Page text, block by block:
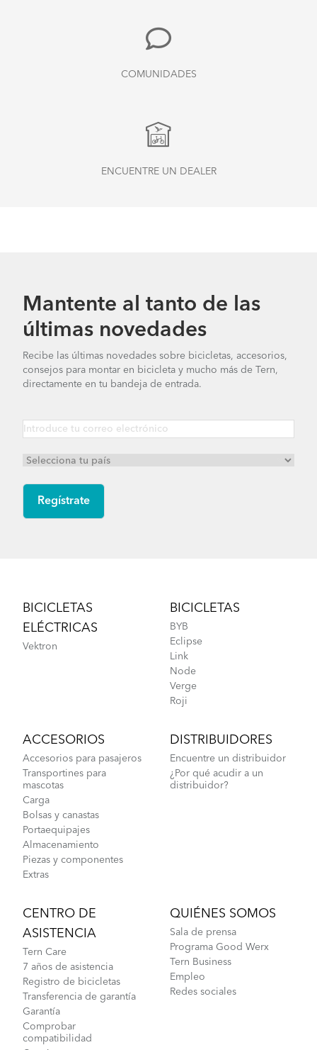
COMUNIDADES
ENCUENTRE UN DEALER
Mantente al tanto de las
últimas novedades
Recibe las últimas novedades sobre bicicletas, accesorios,
consejos para montar en bicicleta y mucho más de Tern,
directamente en tu bandeja de entrada.
BICICLETAS
ELÉCTRICAS
Vektron
BICICLETAS
BYB
Eclipse
Link
Node
Verge
Roji
ACCESORIOS
Accesorios para pasajeros
Transportines para
mascotas
Carga
Bolsas y canastas
Portaequipajes
Almacenamiento
Piezas y componentes
Extras
DISTRIBUIDORES
Encuentre un distribuidor
¿Por qué acudir a un
distribuidor?
CENTRO DE
ASISTENCIA
Tern Care
7 años de asistencia
Registro de bicicletas
Transferencia de garantía
Garantía
Comprobar
compatibilidad
QUIÉNES SOMOS
Sala de prensa
Programa Good Werx
Tern Business
Empleo
Redes sociales